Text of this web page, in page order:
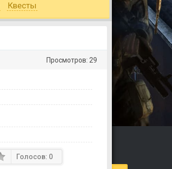
Квесты
Просмотров: 29
Голосов: 0